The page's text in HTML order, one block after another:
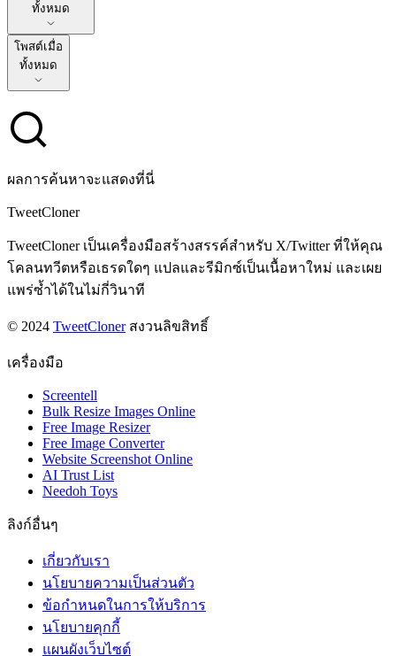
ทั้งหมด
โพสต์เมื่อ
โพสต์เมื่อ
ทั้งหมด
ผลการค้นหาจะแสดงที่นี่
TweetCloner
TweetCloner เป็นเครื่องมือสร้างสรรค์สำหรับ X/Twitter ที่ให้คุณ
โคลนทวีตหรือเธรดใดๆ แปลและรีมิกซ์เป็นเนื้อหาใหม่ และเผย
แพร่ซ้ำได้ในไม่กี่วินาที
© 2024 TweetCloner สงวนลิขสิทธิ์
เครื่องมือ
Screentell
Bulk Resize Images Online
Free Image Resizer
Free Image Converter
Website Screenshot Online
AI Trust List
Needoh Toys
ลิงก์อื่นๆ
เกี่ยวกับเรา
นโยบายความเป็นส่วนตัว
ข้อกำหนดในการให้บริการ
นโยบายคุกกี้
แผนผังเว็บไซต์